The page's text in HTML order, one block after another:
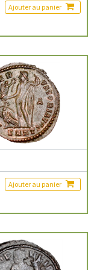
Ajouter au panier
Ajouter au panier